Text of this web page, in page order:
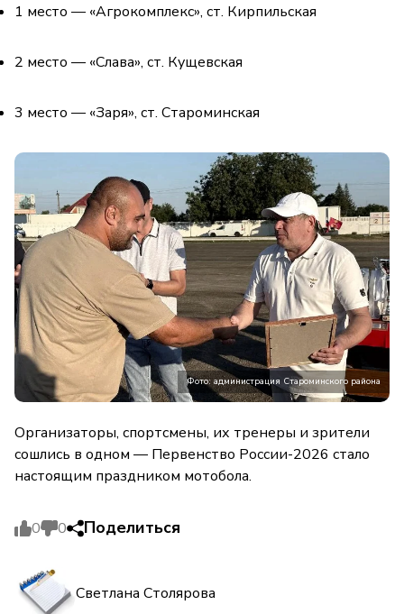
1 место — «Агрокомплекс», ст. Кирпильская
2 место — «Слава», ст. Кущевская
3 место — «Заря», ст. Староминская
Фото: администрация Староминского района
Организаторы, спортсмены, их тренеры и зрители
сошлись в одном — Первенство России-2026 стало
настоящим праздником мотобола.
0 0 Поделиться
Светлана Столярова